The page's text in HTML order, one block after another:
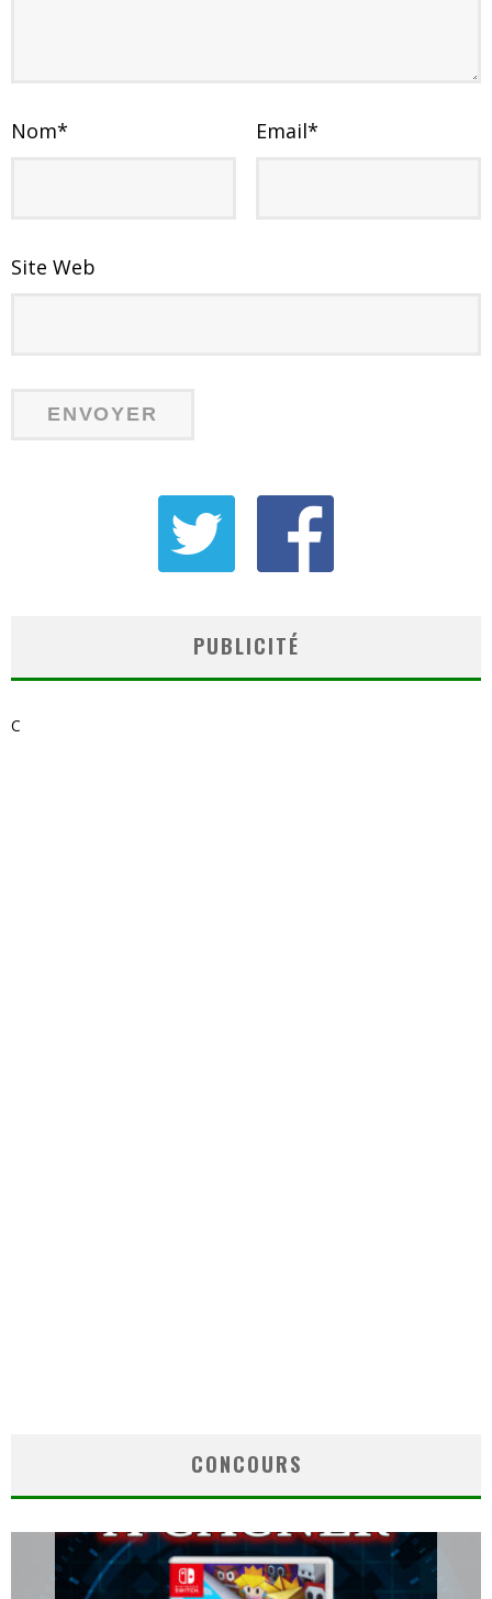
Nom* Email*
Site Web
PUBLICITÉ
C
CONCOURS